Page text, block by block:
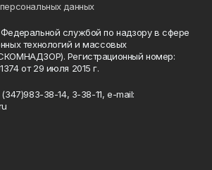
данных
службой по надзору в сфере
технологий и массовых
Регистрационный номер:
от 29 июля 2015 г.
38-14, 3-38-11, e-mail: